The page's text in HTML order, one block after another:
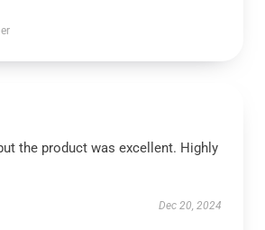
the product was excellent. Highly
Dec 20, 2024